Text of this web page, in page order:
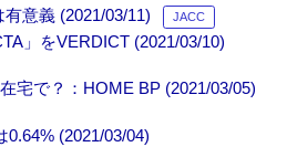
意義 (2021/03/11) JACC
」をVERDICT (2021/03/10)
宅で？：HOME BP (2021/03/05)
(2021/03/04)